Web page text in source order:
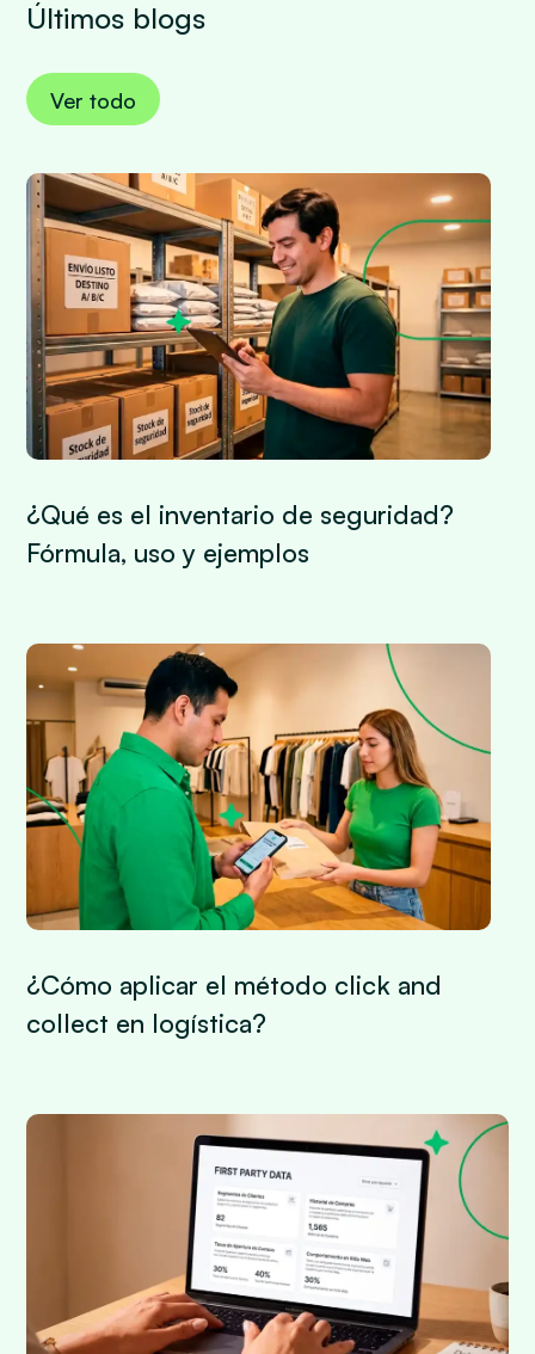
Últimos blogs
Ver todo
¿Qué es el inventario de seguridad?
Fórmula, uso y ejemplos
¿Cómo aplicar el método click and
collect en logística?